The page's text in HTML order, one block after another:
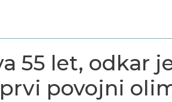
55 let, odkar
povojni